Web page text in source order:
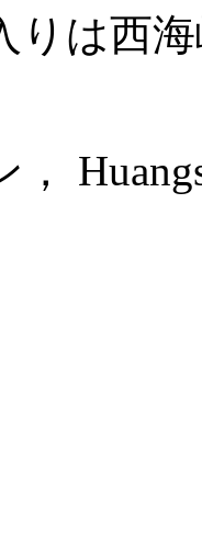
りは西
，